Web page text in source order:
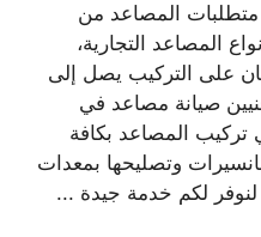
متطلبات المصاعد من
المصاعد التجارية،
على التركيب يصل إلى
صيانة مصاعد في
تركيب المصاعد بكافة
وتصليحها بمعدات
لنوفر لكم خدمة جيدة ...